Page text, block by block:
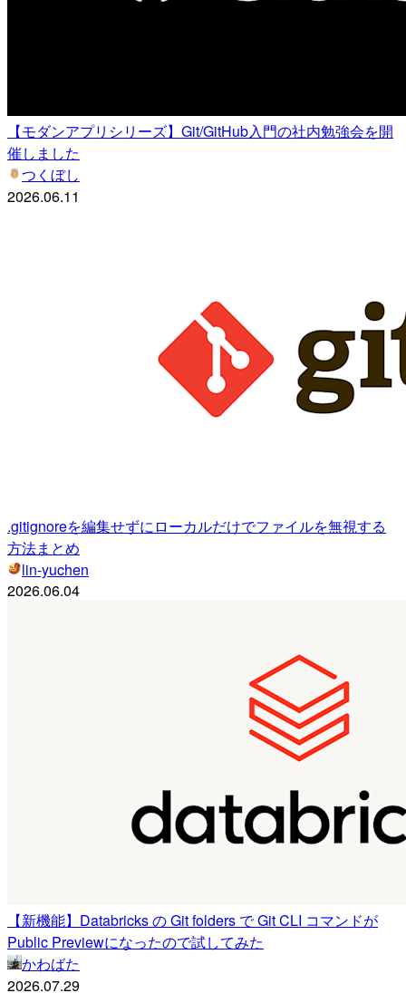
【モダンアプリシリーズ】Git/GitHub入門の社内勉強会を開
催しました
つくぼし
2026.06.11
.gitignoreを編集せずにローカルだけでファイルを無視する
方法まとめ
lin-yuchen
2026.06.04
【新機能】Databricks の Git folders で Git CLI コマンドが
Public Previewになったので試してみた
かわばた
2026.07.29